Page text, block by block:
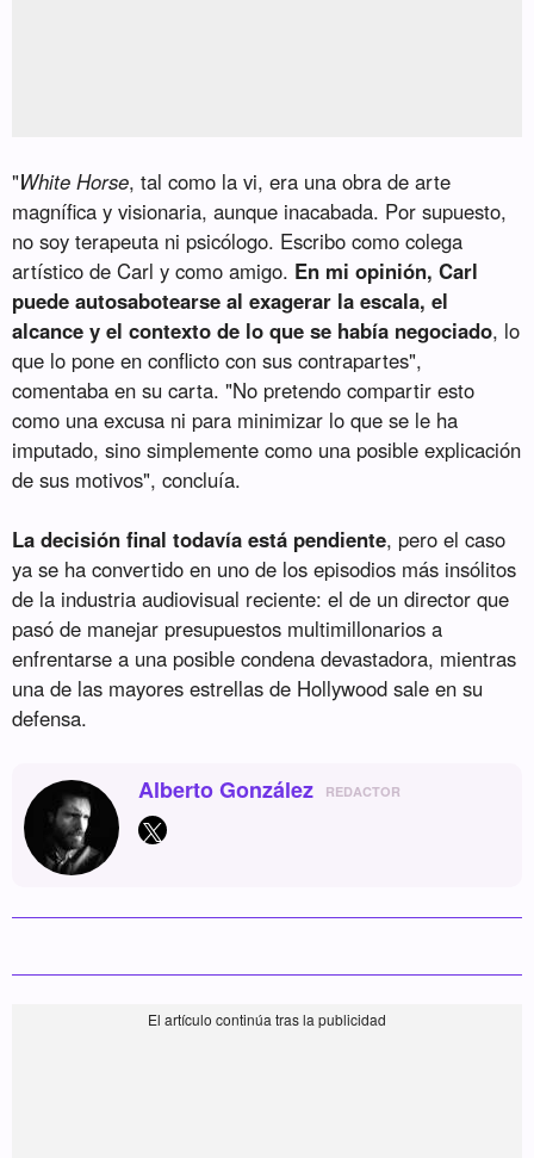
"White Horse, tal como la vi, era una obra de arte
magnífica y visionaria, aunque inacabada. Por supuesto,
no soy terapeuta ni psicólogo. Escribo como colega
artístico de Carl y como amigo. En mi opinión, Carl
puede autosabotearse al exagerar la escala, el
alcance y el contexto de lo que se había negociado, lo
que lo pone en conflicto con sus contrapartes",
comentaba en su carta. "No pretendo compartir esto
como una excusa ni para minimizar lo que se le ha
imputado, sino simplemente como una posible explicación
de sus motivos", concluía.
La decisión final todavía está pendiente, pero el caso
ya se ha convertido en uno de los episodios más insólitos
de la industria audiovisual reciente: el de un director que
pasó de manejar presupuestos multimillonarios a
enfrentarse a una posible condena devastadora, mientras
una de las mayores estrellas de Hollywood sale en su
defensa.
Alberto González REDACTOR